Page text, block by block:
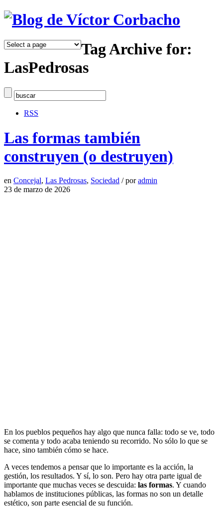
Tag Archive for:
LasPedrosas
RSS
Las formas también
construyen (o destruyen)
en Concejal, Las Pedrosas, Sociedad / poradmin
23 de marzo de 2026
En los pueblos pequeños hay algo que nunca falla: todo se ve, todo
se comenta y todo acaba teniendo su recorrido. No sólo lo que se
hace, sino también cómo se hace.
A veces tendemos a pensar que lo importante es la acción, la
gestión, los resultados. Y sí, lo son. Pero hay otra parte igual de
importante que muchas veces se descuida: las formas. Y cuando
hablamos de instituciones públicas, las formas no son un detalle
estético, son parte esencial de su función.